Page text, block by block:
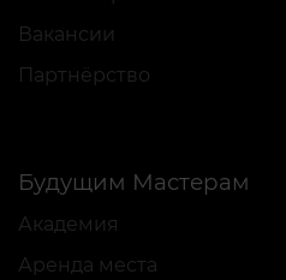
Вакансии
Партнёрство
Будущим Мастерам
Академия
Аренда места